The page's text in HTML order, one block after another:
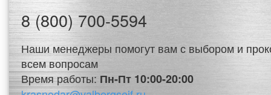
8 (800) 700-5594
Наши менеджеры помогут вам с выбором и
всем вопросам
Время работы: Пн-Пт 10:00-20:00